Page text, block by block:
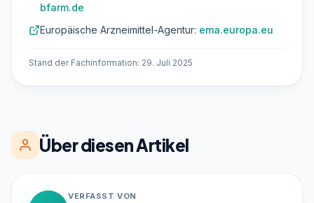
bfarm.de
Europäische Arzneimittel-Agentur: ema.europa.eu
Stand der Fachinformation: 29. Juli 2025
Über diesen Artikel
VERFASST VON